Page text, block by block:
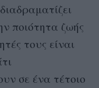
ποιότητα ζωής
τους είναι
σε ένα τέτοιο